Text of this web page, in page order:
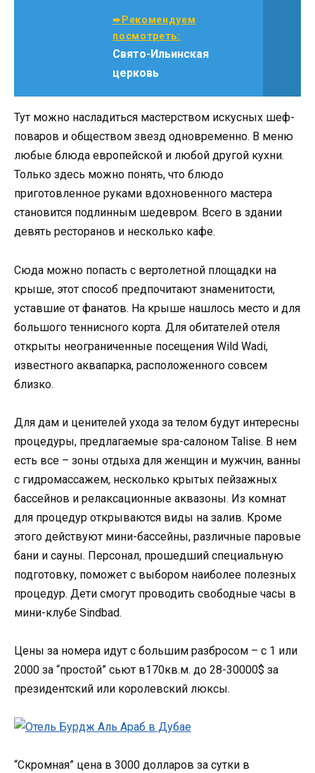
➨Рекомендуем
посмотреть:
Свято-Ильинская
церковь
Тут можно насладиться мастерством искусных шеф-
поваров и обществом звезд одновременно. В меню
любые блюда европейской и любой другой кухни.
Только здесь можно понять, что блюдо
приготовленное руками вдохновенного мастера
становится подлинным шедевром. Всего в здании
девять ресторанов и несколько кафе.
Сюда можно попасть с вертолетной площадки на
крыше, этот способ предпочитают знаменитости,
уставшие от фанатов. На крыше нашлось место и для
большого теннисного корта. Для обитателей отеля
открыты неограниченные посещения Wild Wadi,
известного аквапарка, расположенного совсем
близко.
Для дам и ценителей ухода за телом будут интересны
процедуры, предлагаемые spa-салоном Talise. В нем
есть все – зоны отдыха для женщин и мужчин, ванны
с гидромассажем, несколько крытых пейзажных
бассейнов и релаксационные аквазоны. Из комнат
для процедур открываются виды на залив. Кроме
этого действуют мини-бассейны, различные паровые
бани и сауны. Персонал, прошедший специальную
подготовку, поможет с выбором наиболее полезных
процедур. Дети смогут проводить свободные часы в
мини-клубе Sindbad.
Цены за номера идут с большим разбросом – с 1 или
2000 за “простой” сьют в170кв.м. до 28-30000$ за
президентский или королевский люксы.
“Скромная” цена в 3000 долларов за сутки в